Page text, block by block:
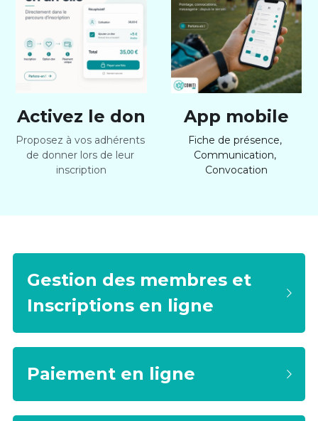
Activez le don
Proposez à vos adhérents
de donner lors de leur
inscription
App mobile
Fiche de présence,
Communication,
Convocation
Gestion des membres et
Inscriptions en ligne
Paiement en ligne